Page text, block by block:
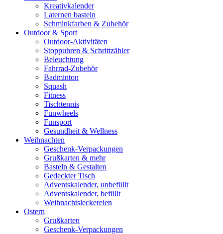
Kreativkalender
Laternen basteln
Schminkfarben & Zubehör
Outdoor & Sport
Outdoor-Aktivitäten
Stoppuhren & Schrittzähler
Beleuchtung
Fahrrad-Zubehör
Badminton
Squash
Fitness
Tischtennis
Funwheels
Funsport
Gesundheit & Wellness
Weihnachten
Geschenk-Verpackungen
Grußkarten & mehr
Basteln & Gestalten
Gedeckter Tisch
Adventskalender, unbefüllt
Adventskalender, befüllt
Weihnachtsleckereien
Ostern
Grußkarten
Geschenk-Verpackungen